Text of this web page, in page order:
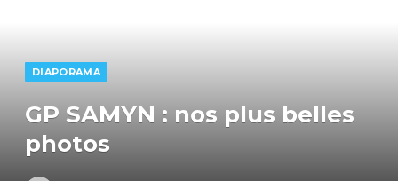
DIAPORAMA
GP SAMYN : nos plus belles
photos